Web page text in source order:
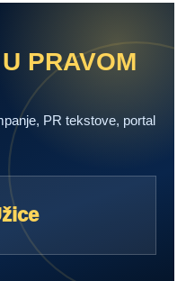
U PRAVOM
PR tekstove, portal